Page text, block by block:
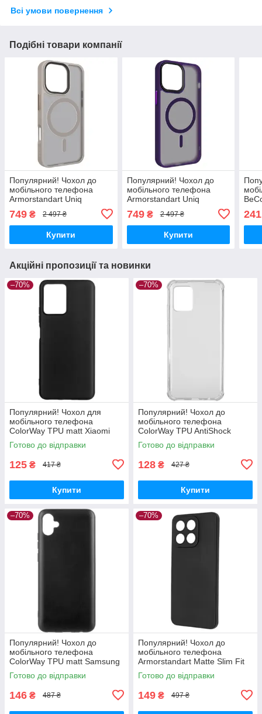
Всі умови повернення
Подібні товари компанії
Популярний! Чохол до
мобільного телефона
Armorstandart Uniq
MagSafe Apple iPhone 16
Pro Titanium Gold
(ARM79508) - Краща
749 ₴ 2 497 ₴
Купити
Популярний! Чохол до
мобільного телефона
Armorstandart Uniq
Magsafe Apple iPhone 14
Pro Max Purple
(ARM75314) - Краща
749₴ 2 497 ₴
Купити
241
Акційні пропозиції та новинки
–70%
Популярний! Чохол для
мобільного телефона
ColorWay TPU matt Xiaomi
Redmi Note 12 5G black (CW-
CTMXRN125-BK) —
Готово до відправки
125 ₴ 417 ₴
Купити
–70%
Популярний! Чохол до
мобільного телефона
ColorWay TPU AntiShock
Xiaomi Redmi Note 12 Clear
(CW-CTASXRN12) - Краща
Готово до відправки
128 ₴ 427 ₴
Купити
–70%
Популярний! Чохол до
мобільного телефона
ColorWay TPU matt Samsung
Galaxy A04e black (CW-
CTMSGA042-BK) - Краща
Готово до відправки
146 ₴ 487 ₴
–70%
Популярний! Чохол до
мобільного телефона
Armorstandart Matte Slim Fit
Honor X8a Camera cover
Black (ARM69397) - Краща
Готово до відправки
149 ₴ 497 ₴